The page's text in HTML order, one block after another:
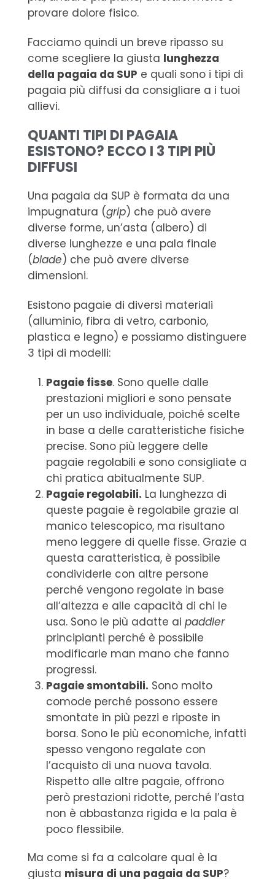
provare dolore fisico.
Facciamo quindi un breve ripasso su
come scegliere la giusta lunghezza
della pagaia da SUP e quali sono i tipi di
pagaia più diffusi da consigliare a i tuoi
allievi.
QUANTI TIPI DI PAGAIA
ESISTONO? ECCO I 3 TIPI PIÙ
DIFFUSI
Una pagaia da SUP è formata da una
impugnatura (grip) che può avere
diverse forme, un’asta (albero) di
diverse lunghezze e una pala finale
(blade) che può avere diverse
dimensioni.
Esistono pagaie di diversi materiali
(alluminio, fibra di vetro, carbonio,
plastica e legno) e possiamo distinguere
3 tipi di modelli:
Pagaie fisse. Sono quelle dalle
prestazioni migliori e sono pensate
per un uso individuale, poiché scelte
in base a delle caratteristiche fisiche
precise. Sono più leggere delle
pagaie regolabili e sono consigliate a
chi pratica abitualmente SUP.
Pagaie regolabili. La lunghezza di
queste pagaie è regolabile grazie al
manico telescopico, ma risultano
meno leggere di quelle fisse. Grazie a
questa caratteristica, è possibile
condividerle con altre persone
perché vengono regolate in base
all’altezza e alle capacità di chi le
usa. Sono le più adatte ai paddler
principianti perché è possibile
modificarle man mano che fanno
progressi.
Pagaie smontabili. Sono molto
comode perché possono essere
smontate in più pezzi e riposte in
borsa. Sono le più economiche, infatti
spesso vengono regalate con
l’acquisto di una nuova tavola.
Rispetto alle altre pagaie, offrono
però prestazioni ridotte, perché l’asta
non è abbastanza rigida e la pala è
poco flessibile.
Ma come si fa a calcolare qual è la
giusta misura di una pagaia da SUP?